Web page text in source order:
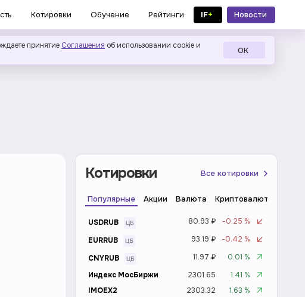
Котировки Обучение Рейтинги IF+
Новости
в MAX
принятие Соглашения об использовании cookie и
ОК
Котировки Все котировки
Популярные Акции Валюта Криптовалюта
USDRUB 80.93 ₽
-0.25 %
EURRUB
93.19 ₽
-0.42 %
CNYRUB
11.97 ₽
0.01 %
Индекс МосБиржи
2301.65
1.41 %
IMOEX2
2303.32
1.63 %